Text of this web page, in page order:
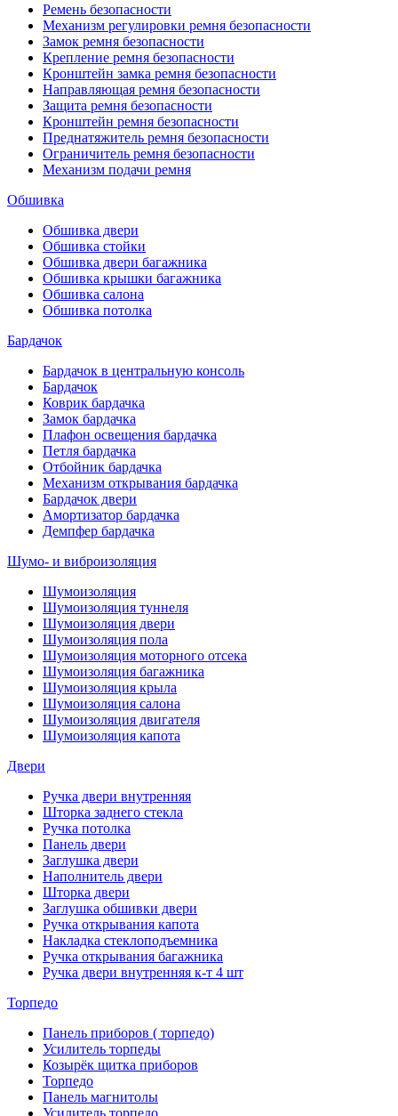
Ремень безопасности
Механизм регулировки ремня безопасности
Замок ремня безопасности
Крепление ремня безопасности
Кронштейн замка ремня безопасности
Направляющая ремня безопасности
Защита ремня безопасности
Кронштейн ремня безопасности
Преднатяжитель ремня безопасности
Ограничитель ремня безопасности
Механизм подачи ремня
Обшивка
Обшивка двери
Обшивка стойки
Обшивка двери багажника
Обшивка крышки багажника
Обшивка салона
Обшивка потолка
Бардачок
Бардачок в центральную консоль
Бардачок
Коврик бардачка
Замок бардачка
Плафон освещения бардачка
Петля бардачка
Отбойник бардачка
Механизм открывания бардачка
Бардачок двери
Амортизатор бардачка
Демпфер бардачка
Шумо- и виброизоляция
Шумоизоляция
Шумоизоляция туннеля
Шумоизоляция двери
Шумоизоляция пола
Шумоизоляция моторного отсека
Шумоизоляция багажника
Шумоизоляция крыла
Шумоизоляция салона
Шумоизоляция двигателя
Шумоизоляция капота
Двери
Ручка двери внутренняя
Шторка заднего стекла
Ручка потолка
Панель двери
Заглушка двери
Наполнитель двери
Шторка двери
Заглушка обшивки двери
Ручка открывания капота
Накладка стеклоподъемника
Ручка открывания багажника
Ручка двери внутренняя к-т 4 шт
Торпедо
Панель приборов ( торпедо)
Усилитель торпеды
Козырёк щитка приборов
Торпедо
Панель магнитолы
Усилитель торпедо